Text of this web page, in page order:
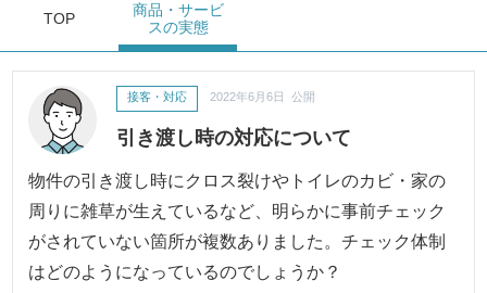
TOP
商品・サービ
スの実態
引き渡し時の対応について
接客・対応 2022年6月6日 公開
物件の引き渡し時にクロス裂けやトイレのカビ・家の
周りに雑草が生えているなど、明らかに事前チェック
がされていない箇所が複数ありました。チェック体制
はどのようになっているのでしょうか？